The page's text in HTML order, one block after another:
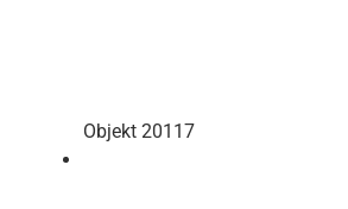
Objekt 20117